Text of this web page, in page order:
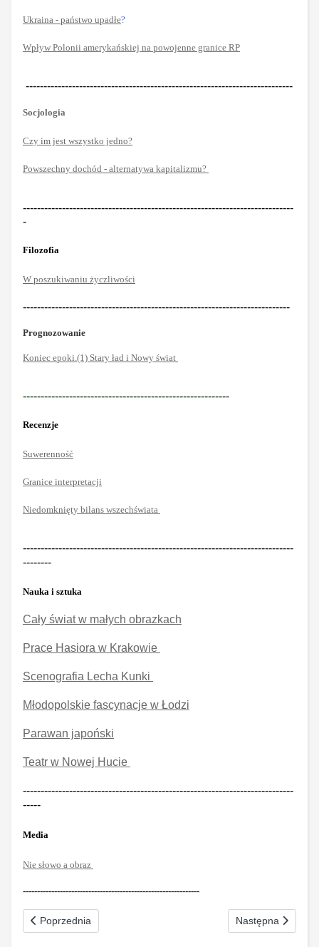
Ukraina - państwo upadłe?
Wpływ Polonii amerykańskiej na powojenne granice RP
---------------------------------------------------------------------------
Socjologia
Czy im jest wszystko jedno?
Powszechny dochód - alternatywa kapitalizmu?
----------------------------------------------------------------------------
-
Filozofia
W poszukiwaniu życzliwości
---------------------------------------------------------------------------
Prognozowanie
Koniec epoki.(1) Stary ład i Nowy świat
----------------------------------------------------------
Recenzje
Suwerenność
Granice interpretacji
Niedomknięty bilans wszechświata
----------------------------------------------------------------------------
--------
Nauka i sztuka
Cały świat w małych obrazkach
Prace Hasiora w Krakowie
Scenografia Lecha Kunki
Młodopolskie fascynacje w Łodzi
Parawan japoński
Teatr w Nowej Hucie
----------------------------------------------------------------------------
-----
Media
Nie słowo a obraz
--------------------------------------------------------------
Poprzednia strona: Odczłowieczenie Nr 4 (189) kwiecień 2014
Poprzednia Następna strona:
Następna